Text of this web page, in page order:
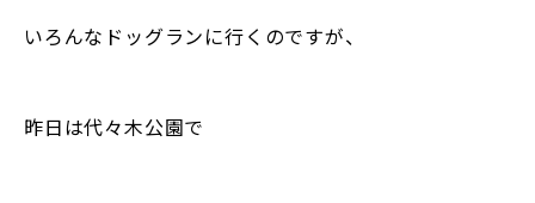
いろんなドッグランに行くのですが、
昨日は代々木公園で